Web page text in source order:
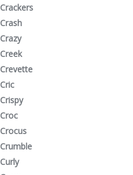
Crackers
Crash
Crazy
Creek
Crevette
Cric
Crispy
Croc
Crocus
Crumble
Curly